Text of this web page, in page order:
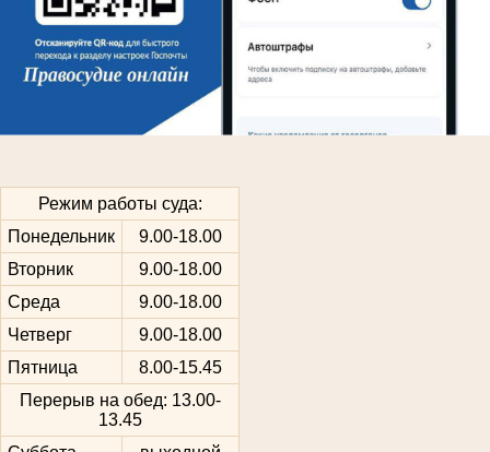
Режим работы суда:
Понедельник
9.00-18.00
Вторник
9.00-18.00
Среда
9.00-18.00
Четверг
9.00-18.00
Пятница
8.00-15.45
Перерыв на обед: 13.00-
13.45